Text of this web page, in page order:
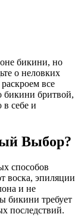
бикини, но
о неловких
все
бикини бритвой,
в себе и
Выбор?
способов
воска, эпиляции
и не
бикини требует
последствий.